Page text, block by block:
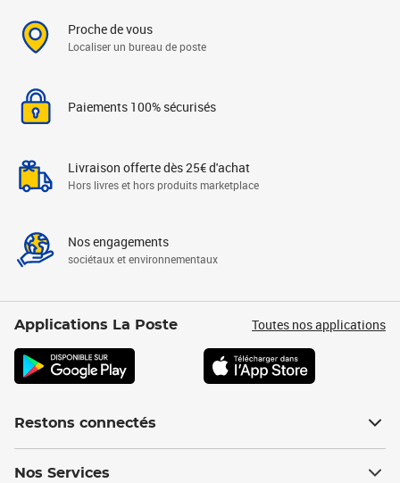
Proche de vous
Localiser un bureau de poste
Paiements 100% sécurisés
Livraison offerte dès 25€ d'achat
Hors livres et hors produits marketplace
Nos engagements
sociétaux et environnementaux
Applications La Poste Toutes nos applications
Restons connectés
Nos Services